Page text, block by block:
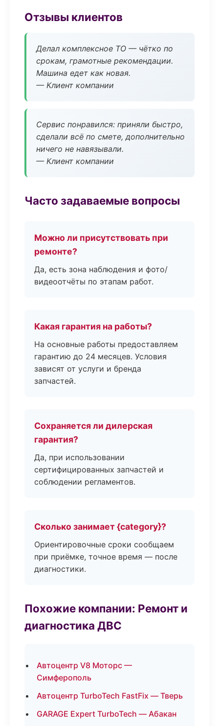
Отзывы клиентов
Делал комплексное ТО — чётко по
срокам, грамотные рекомендации.
Машина едет как новая.
— Клиент компании
Сервис понравился: приняли быстро,
сделали всё по смете, дополнительно
ничего не навязывали.
— Клиент компании
Часто задаваемые вопросы
Можно ли присутствовать при
ремонте?
Да, есть зона наблюдения и фото/
видеоотчёты по этапам работ.
Какая гарантия на работы?
На основные работы предоставляем
гарантию до 24 месяцев. Условия
зависят от услуги и бренда
запчастей.
Сохраняется ли дилерская
гарантия?
Да, при использовании
сертифицированных запчастей и
соблюдении регламентов.
Сколько занимает {category}?
Ориентировочные сроки сообщаем
при приёмке, точное время — после
диагностики.
Похожие компании: Ремонт и
диагностика ДВС
Автоцентр V8 Моторс —
Симферополь
Автоцентр TurboTech FastFix — Тверь
GARAGE Expert TurboTech — Абакан